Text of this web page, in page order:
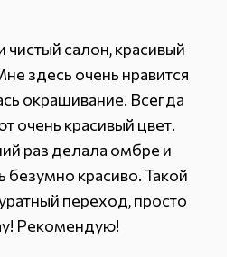
чистый салон, красивый
здесь очень нравится
окрашивание. Всегда
очень красивый цвет.
раз делала омбре и
безумно красиво. Такой
переход, просто
Рекомендую!